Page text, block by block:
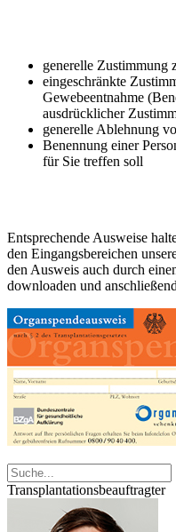
generelle Zustimmung
eingeschränkte
Gewebeentnahme
ausdrücklicher
generelle Ablehnung
Benennung einer
für Sie treffen soll
Entsprechende Ausweise
den Eingangsbereichen
den Ausweis auch durch
downloaden und
Transplantationsbeauftragter